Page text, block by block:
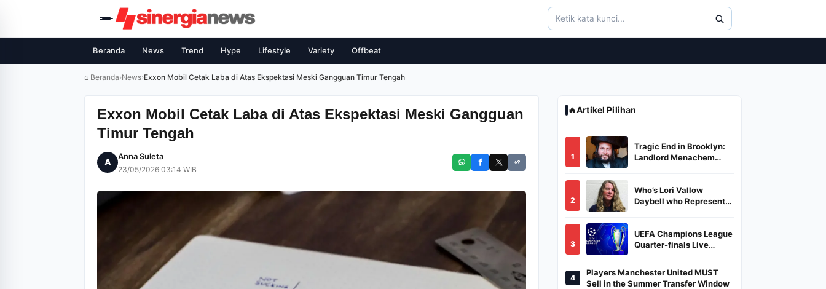
Beranda News Trend Hype Lifestyle Variety Offbeat
⌂ Beranda›News›Exxon Mobil Cetak Laba di Atas Ekspektasi Meski Gangguan Timur Tengah
Exxon Mobil Cetak Laba di Atas Ekspektasi Meski Gangguan
Timur Tengah
A
Anna Suleta
23/05/2026 03:14 WIB
🔥Artikel Pilihan
1
Tragic End in Brooklyn:
Landlord Menachem
Burned in a Dumpster
2
Who’s Lori Vallow
Daybell who Represents
3
UEFA Champions League
Quarter-finals Live
And Where To Watch
4
Players Manchester United MUST
Sell in the Summer Transfer Window